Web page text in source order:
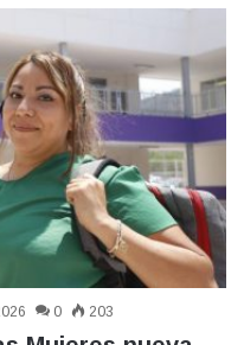
0 203